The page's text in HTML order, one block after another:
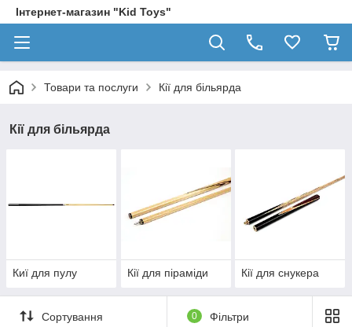
Інтернет-магазин "Kid Toys"
Товари та послуги Кії для більярда
Кії для більярда
Киї для пулу Кії для піраміди Кії для снукера
Сортування 0 Фільтри